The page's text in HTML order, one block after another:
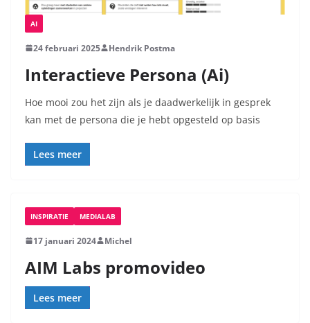
AI
24 februari 2025 Hendrik Postma
Interactieve Persona (Ai)
Hoe mooi zou het zijn als je daadwerkelijk in gesprek
kan met de persona die je hebt opgesteld op basis
Lees meer
INSPIRATIE MEDIALAB
17 januari 2024 Michel
AIM Labs promovideo
Lees meer